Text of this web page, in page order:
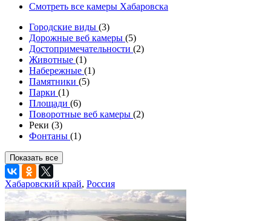
Смотреть все камеры Хабаровска
Городские виды (3)
Дорожные веб камеры (5)
Достопримечательности (2)
Животные (1)
Набережные (1)
Памятники (5)
Парки (1)
Площади (6)
Поворотные веб камеры (2)
Реки (3)
Фонтаны (1)
Показать все
Хабаровский край, Россия